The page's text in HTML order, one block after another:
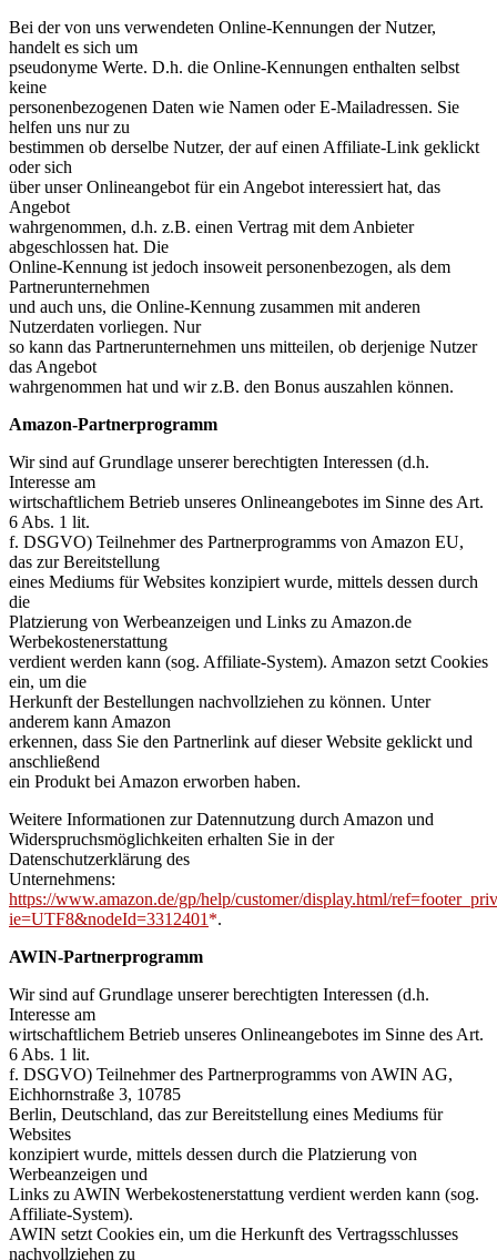
Bei der von uns verwendeten Online-Kennungen der Nutzer,
handelt es sich um
pseudonyme Werte. D.h. die Online-Kennungen enthalten selbst
keine
personenbezogenen Daten wie Namen oder E-Mailadressen. Sie
helfen uns nur zu
bestimmen ob derselbe Nutzer, der auf einen Affiliate-Link geklickt
oder sich
über unser Onlineangebot für ein Angebot interessiert hat, das
Angebot
wahrgenommen, d.h. z.B. einen Vertrag mit dem Anbieter
abgeschlossen hat. Die
Online-Kennung ist jedoch insoweit personenbezogen, als dem
Partnerunternehmen
und auch uns, die Online-Kennung zusammen mit anderen
Nutzerdaten vorliegen. Nur
so kann das Partnerunternehmen uns mitteilen, ob derjenige Nutzer
das Angebot
wahrgenommen hat und wir z.B. den Bonus auszahlen können.
Amazon-Partnerprogramm
Wir sind auf Grundlage unserer berechtigten Interessen (d.h.
Interesse am
wirtschaftlichem Betrieb unseres Onlineangebotes im Sinne des Art.
6 Abs. 1 lit.
f. DSGVO) Teilnehmer des Partnerprogramms von Amazon EU,
das zur Bereitstellung
eines Mediums für Websites konzipiert wurde, mittels dessen durch
die
Platzierung von Werbeanzeigen und Links zu Amazon.de
Werbekostenerstattung
verdient werden kann (sog. Affiliate-System). Amazon setzt Cookies
ein, um die
Herkunft der Bestellungen nachvollziehen zu können. Unter
anderem kann Amazon
erkennen, dass Sie den Partnerlink auf dieser Website geklickt und
anschließend
ein Produkt bei Amazon erworben haben.
Weitere Informationen zur Datennutzung durch Amazon und
Widerspruchsmöglichkeiten erhalten Sie in der
Datenschutzerklärung des
Unternehmens:
https://www.amazon.de/gp/help/customer/display.html/
ie=UTF8&nodeId=3312401
.
AWIN-Partnerprogramm
Wir sind auf Grundlage unserer berechtigten Interessen (d.h.
Interesse am
wirtschaftlichem Betrieb unseres Onlineangebotes im Sinne des Art.
6 Abs. 1 lit.
f. DSGVO) Teilnehmer des Partnerprogramms von AWIN AG,
Eichhornstraße 3, 10785
Berlin, Deutschland, das zur Bereitstellung eines Mediums für
Websites
konzipiert wurde, mittels dessen durch die Platzierung von
Werbeanzeigen und
Links zu AWIN Werbekostenerstattung verdient werden kann (sog.
Affiliate-System).
AWIN setzt Cookies ein, um die Herkunft des Vertragsschlusses
nachvollziehen zu